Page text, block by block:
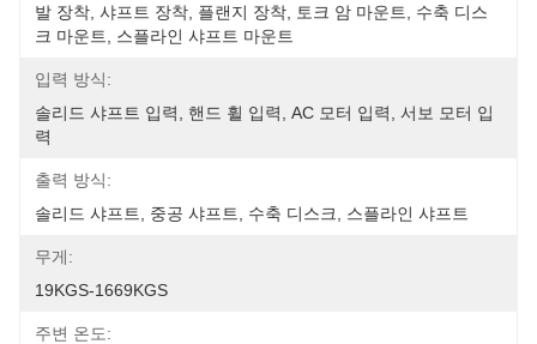
발 장착, 샤프트 장착, 플랜지 장착, 토크 암 마운트, 수축 디스
크 마운트, 스플라인 샤프트 마운트
입력 방식:
솔리드 샤프트 입력, 핸드 휠 입력, AC 모터 입력, 서보 모터 입
력
출력 방식:
솔리드 샤프트, 중공 샤프트, 수축 디스크, 스플라인 샤프트
무게:
19KGS-1669KGS
주변 온도: